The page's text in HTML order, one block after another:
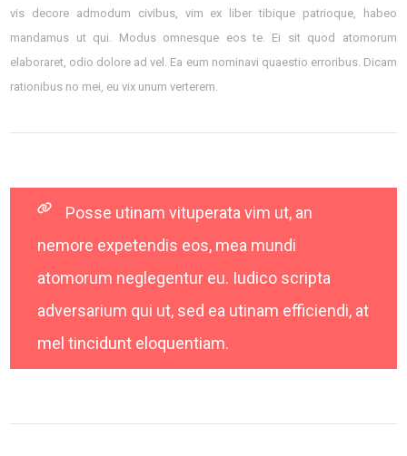
vis decore admodum civibus, vim ex liber tibique patrioque, habeo
mandamus ut qui. Modus omnesque eos te. Ei sit quod atomorum
elaboraret, odio dolore ad vel. Ea eum nominavi quaestio erroribus. Dicam
rationibus no mei, eu vix unum verterem.
Posse utinam vituperata vim ut, an
nemore expetendis eos, mea mundi
atomorum neglegentur eu. Iudico scripta
adversarium qui ut, sed ea utinam efficiendi, at
mel tincidunt eloquentiam.